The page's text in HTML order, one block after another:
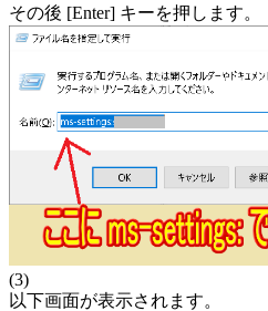
その後 [Enter] キーを押します。
(3)
以下画面が表示されます。